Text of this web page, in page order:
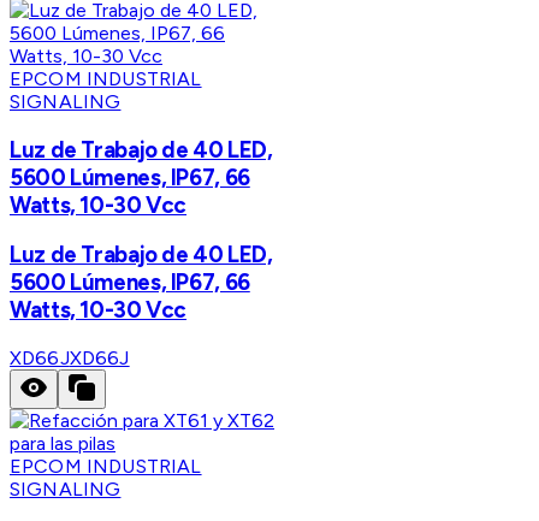
EPCOM INDUSTRIAL
SIGNALING
Luz de Trabajo de 40 LED,
5600 Lúmenes, IP67, 66
Watts, 10-30 Vcc
Luz de Trabajo de 40 LED,
5600 Lúmenes, IP67, 66
Watts, 10-30 Vcc
XD66JXD66J
EPCOM INDUSTRIAL
SIGNALING